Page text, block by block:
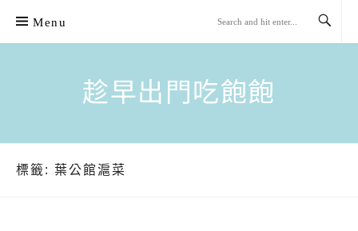
content
Menu
趁早出門吃飽飽
標籤: 葉公館滬菜